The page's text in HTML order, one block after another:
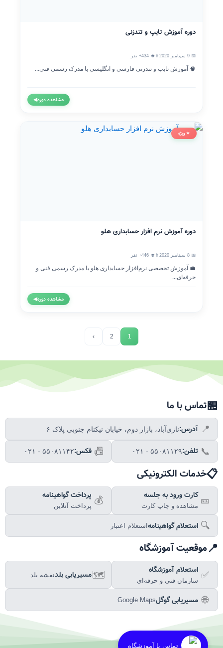
دوره آموزش تایپ و تندزنی
📅 9 سپتامبر 2020 👨‍🎓 434+ نفر
🧠 آموزش تایپ و تندزنی فارسی و انگلیسی با مدرک رسمی فنی...
مشاهده دوره◀
⭐ ویژه
دوره آموزش نرم افزار حسابداری هلو
📅 8 سپتامبر 2020 👨‍🎓 446+ نفر
💼 آموزش تخصصی نرم‌افزار حسابداری هلو با مدرک رسمی فنی و
حرفه‌ای...
مشاهده دوره◀
1
2
›
🏪تماس با ما
📍 آدرس:نازی‌آباد، بازار دوم، خیابان نیکنام جنوبی پلاک ۶
📞 تلفن:۰۲۱ - ۵۵۰۸۱۱۲۹ 📠 فکس:۰۲۱ - ۵۵۰۸۱۱۴۲
📋خدمات الکترونیکی
🎫 کارت ورود به جلسه
مشاهده و چاپ کارت
💰 پرداخت گواهینامه
پرداخت آنلاین
🔍 استعلام گواهینامه استعلام اعتبار
📍موقعیت آموزشگاه
✅ استعلام آموزشگاه
سازمان فنی و حرفه‌ای
🗺️مسیریابی بلدنقشه بلد
🌐 مسیریابی گوگلGoogle Maps
تماس با آموزشگاه